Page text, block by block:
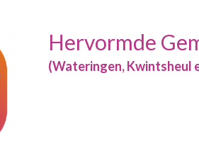
Hervormde
(Wateringen, Kwintsheul